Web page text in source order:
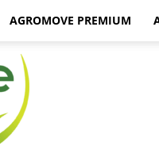
AGROMOVE PREMIUM